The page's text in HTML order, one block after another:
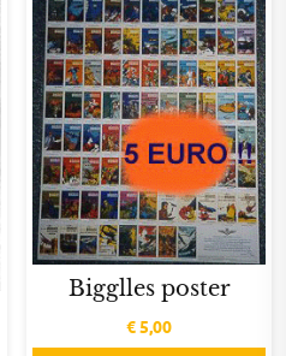
Bigglles poster
€ 5,00